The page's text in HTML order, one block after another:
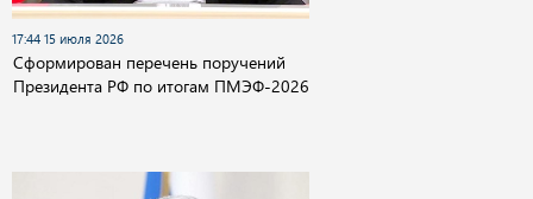
17:44 15 июля 2026
Сформирован перечень поручений
Президента РФ по итогам ПМЭФ-2026